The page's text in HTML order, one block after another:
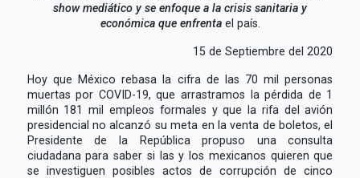
show mediático y se enfoque a la crisis sanitaria y
económica que enfrentael país.
15 de Septiembre del 2020
Hoy que México rebasa la cifra de las 70 mil personas
muertas por COVID-19, que arrastramos la pérdida de 1
millón 181 mil empleos formales y que la rifa del avión
presidencial no alcanzó su meta en la venta de boletos, el
Presidente de la República propuso una consulta
ciudadana para saber si las y los mexicanos quieren que
se investiguen posibles actos de corrupción de cinco